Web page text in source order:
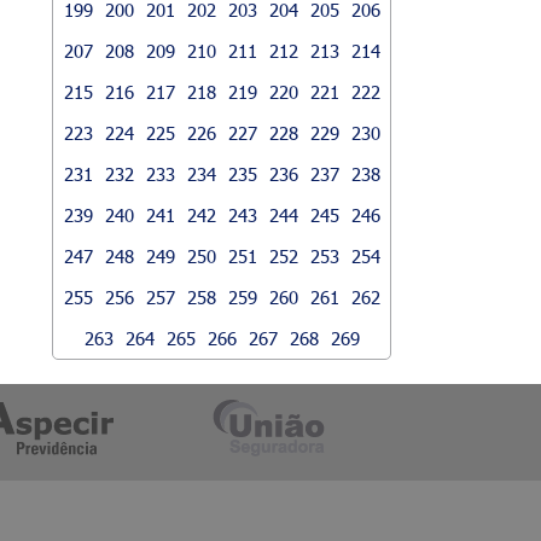
199
200 201 202 203 204 205
206
207
208 209 210 211 212 213
214
215
216 217 218 219 220 221
222
223
224 225 226 227 228 229
230
231
232 233 234 235 236 237
238
239
240 241 242 243 244 245
246
247
248 249 250 251 252 253
254
255
256 257 258 259 260 261
262
263
264 265 266 267 268 269